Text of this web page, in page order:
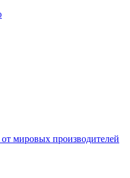
мировых производителей